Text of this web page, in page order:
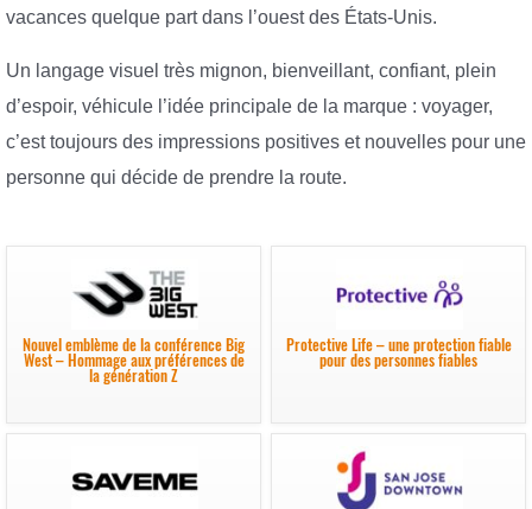
vacances quelque part dans l’ouest des États-Unis.
Un langage visuel très mignon, bienveillant, confiant, plein
d’espoir, véhicule l’idée principale de la marque : voyager,
c’est toujours des impressions positives et nouvelles pour une
personne qui décide de prendre la route.
Nouvel emblème de la conférence Big
West – Hommage aux préférences de
la génération Z
Protective Life – une protection fiable
pour des personnes fiables